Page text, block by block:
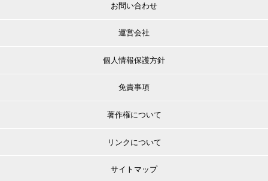
お問い合わせ
運営会社
個人情報保護方針
免責事項
著作権について
リンクについて
サイトマップ